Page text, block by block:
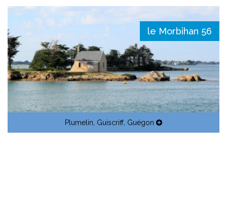
le Morbihan 56
Plumelin, Guiscriff, Guégon